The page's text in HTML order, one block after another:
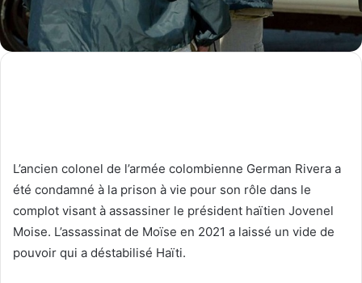
L’ancien colonel de l’armée colombienne German Rivera a
été condamné à la prison à vie pour son rôle dans le
complot visant à assassiner le président haïtien Jovenel
Moise. L’assassinat de Moïse en 2021 a laissé un vide de
pouvoir qui a déstabilisé Haïti.